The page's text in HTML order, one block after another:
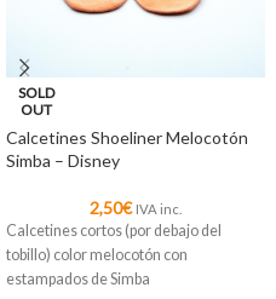
SOLD
OUT
Calcetines Shoeliner Melocotón
Simba – Disney
2,50€ IVA inc.
Calcetines cortos (por debajo del
tobillo) color melocotón con
estampados de Simba